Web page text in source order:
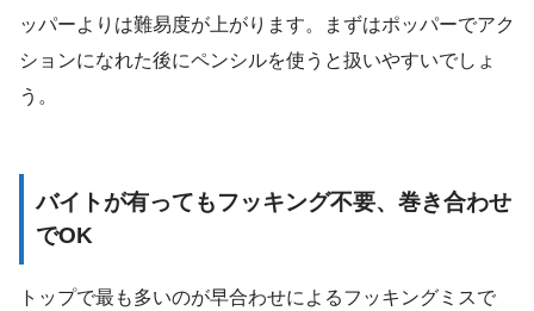
ッパーよりは難易度が上がります。まずはポッパーでアク
ションになれた後にペンシルを使うと扱いやすいでしょ
う。
バイトが有ってもフッキング不要、巻き合わせ
でOK
トップで最も多いのが早合わせによるフッキングミスで